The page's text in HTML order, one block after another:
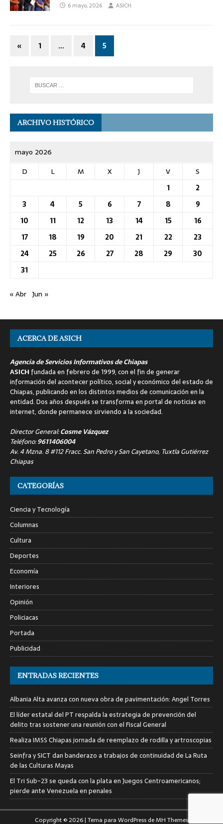
6 mayo, 2026 ASICH
« 1 … 4 5
ARCHIVO HISTÓRICO
mayo 2026
D
L M X J V
S
1
2
3
4 5 6 7 8
9
10
11 12 13 14 15
16
17
18 19 20 21 22
23
24
25 26 27 28 29
30
31
« Abr Jun »
ACERCA DE ASICH
Agencia de Servicios Informativos de Chiapas
ASICH fundada en febrero de 1999, con el fin de generar
información del acontecer político, social y económico del estado de
Chiapas, publicando en los distintos medios de comunicación en la
entidad. Dos años después se transforma en portal de noticias en
internet, donde permanece sirviendo a la sociedad.
Director General:Cosme Vázquez
Teléfono:9611406004
Av. 4 Mzna. 8 #112 Fracc. San Pedro y San Cayetano, Tuxtla Gutiérrez
Chiapas
CATEGORÍAS
Ciencia y Tecnología
Columnas
Cultura
Deportes
Economía
Interiores
Opinión
Policiacas
Portada
Publicidad
ENTRADAS RECIENTES
Albania Alta avanza con nueva obra de pavimentación: Angel Torres
El líder estatal del PT respalda la estrategia de prevención del
delito tras sostener una reunión con el Fiscal General
Realiza IMSS Chiapas jornada de reemplazo de rodilla y artroscopias
Seinfra y SICT dan banderazo a trabajos de continuidad de La Ruta
de las Culturas Mayas
El Tri Sub-23 se queda con la plata en Juegos Centroamericanos;
pierde ante Venezuela en penales
Copyright © 2026 | Tema para WordPress deMH Themes